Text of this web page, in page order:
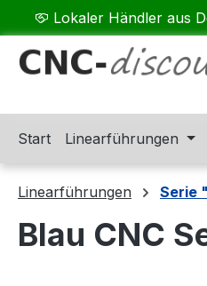
Hauptinhalt springen
Zur Suche springen
Zur Hauptnavigation
Lokaler Händler aus
Start Linearführungen
Linearführungen Serie
Blau CNC